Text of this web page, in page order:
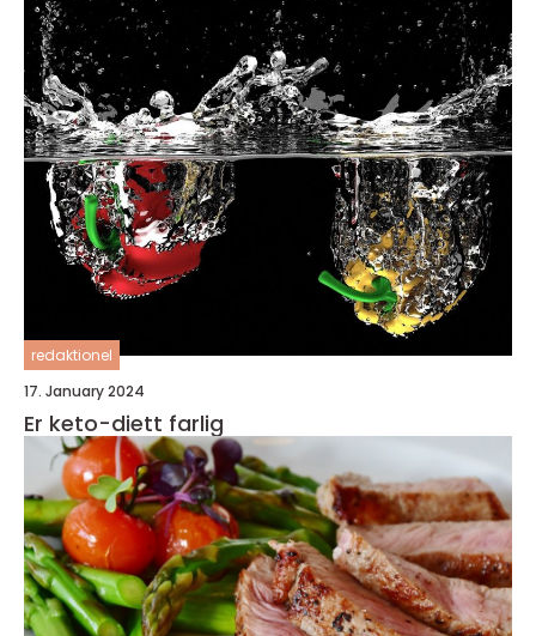
redaktionel
17. January 2024
Er keto-diett farlig